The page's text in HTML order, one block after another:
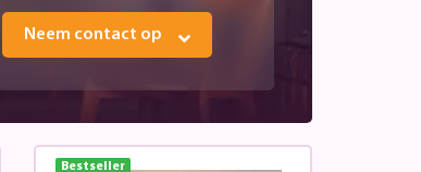
Neem contact op
Bestseller